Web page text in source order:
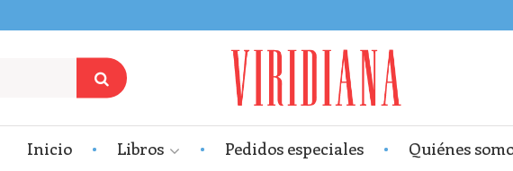
Inicio Libros Pedidos especiales Quiénes